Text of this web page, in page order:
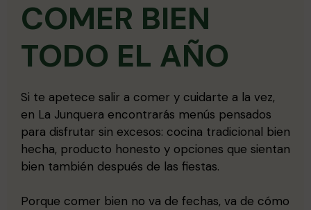
COMER BIEN
TODO EL AÑO
Si te apetece salir a comer y cuidarte a la vez,
en La Junquera encontrarás menús pensados
para disfrutar sin excesos: cocina tradicional bien
hecha, producto honesto y opciones que sientan
bien también después de las fiestas.
Porque comer bien no va de fechas, va de cómo